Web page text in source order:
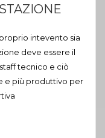
intevento sia
deve essere il
tecnico e ciò
e più produttivo per